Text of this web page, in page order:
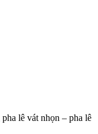
lê vát nhọn – pha lê